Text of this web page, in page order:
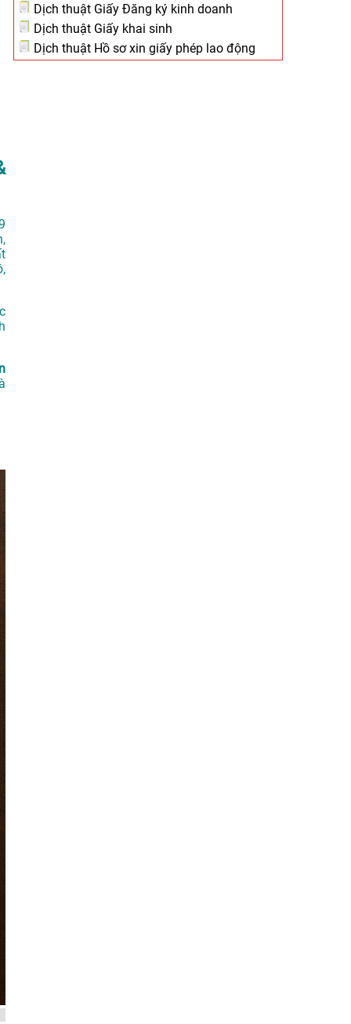
Dịch thuật Giấy Đăng ký kinh doanh
Dịch thuật Giấy khai sinh
Dịch thuật Hồ sơ xin giấy phép lao động